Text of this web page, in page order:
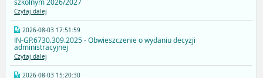
szkolnym 2026/2027
Czytaj dalej
2026-08-03 17:51:59
IN-GP.6730.309.2025 - Obwieszczenie o wydaniu decyzji
administracyjnej
Czytaj dalej
2026-08-03 15:20:30